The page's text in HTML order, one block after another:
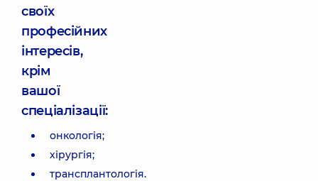
своїх
професійних
інтересів,
крім
вашої
спеціалізації:
онкологія;
хірургія;
трансплантологія.